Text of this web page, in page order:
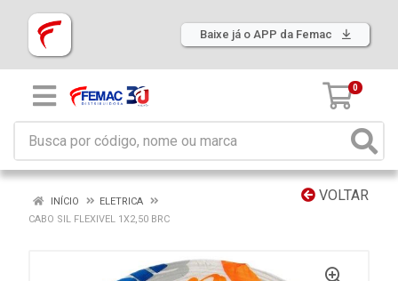
Baixe já o APP da Femac
0
VOLTAR
INÍCIO
ELETRICA
CABO SIL FLEXIVEL 1X2,50 BRC